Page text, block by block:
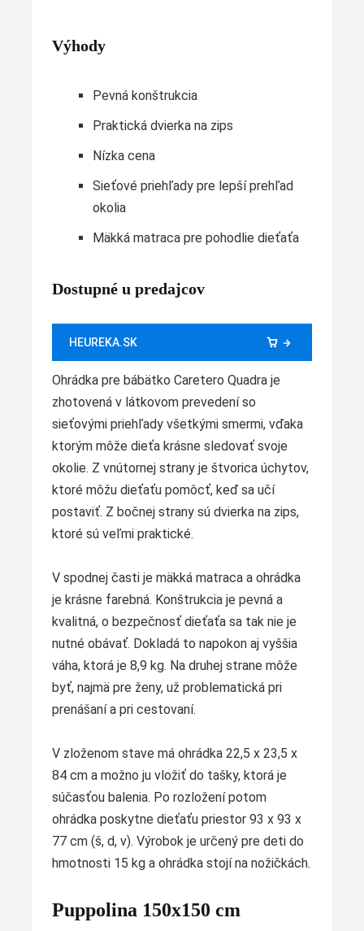
Výhody
Pevná konštrukcia
Praktická dvierka na zips
Nízka cena
Sieťové priehľady pre lepší prehľad
okolia
Mäkká matraca pre pohodlie dieťaťa
Dostupné u predajcov
HEUREKA.SK
Ohrádka pre bábätko Caretero Quadra je
zhotovená v látkovom prevedení so
sieťovými priehľady všetkými smermi, vďaka
ktorým môže dieťa krásne sledovať svoje
okolie. Z vnútornej strany je štvorica úchytov,
ktoré môžu dieťaťu pomôcť, keď sa učí
postaviť. Z bočnej strany sú dvierka na zips,
ktoré sú veľmi praktické.
V spodnej časti je mäkká matraca a ohrádka
je krásne farebná. Konštrukcia je pevná a
kvalitná, o bezpečnosť dieťaťa sa tak nie je
nutné obávať. Dokladá to napokon aj vyššia
váha, ktorá je 8,9 kg. Na druhej strane môže
byť, najmä pre ženy, už problematická pri
prenášaní a pri cestovaní.
V zloženom stave má ohrádka 22,5 x 23,5 x
84 cm a možno ju vložiť do tašky, ktorá je
súčasťou balenia. Po rozložení potom
ohrádka poskytne dieťaťu priestor 93 x 93 x
77 cm (š, d, v). Výrobok je určený pre deti do
hmotnosti 15 kg a ohrádka stojí na nožičkách.
Puppolina 150x150 cm